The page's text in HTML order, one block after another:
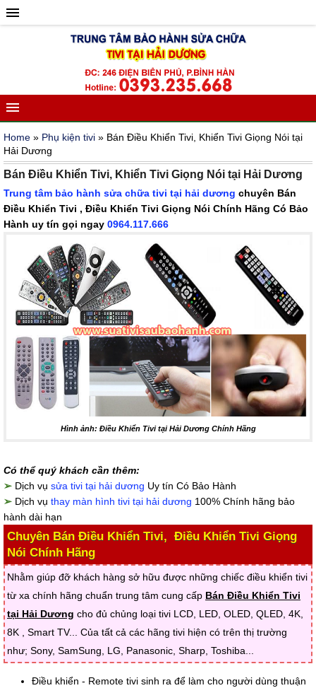
Home » Phụ kiện tivi » Bán Điều Khiển Tivi, Khiển Tivi Giọng Nói tại
Hải Dương
Bán Điều Khiển Tivi, Khiển Tivi Giọng Nói tại Hải Dương
Trung tâm bảo hành sửa chữa tivi tại hải dương chuyên Bán
Điều Khiển Tivi , Điều Khiển Tivi Giọng Nói Chính Hãng Có Bảo
Hành uy tín gọi ngay 0964.117.666
Hình ảnh: Điều Khiển Tivi tại Hải Dương Chính Hãng
Có thể quý khách cần thêm:
➢ Dịch vụ sửa tivi tại hải dương Uy tín Có Bảo Hành
➢ Dịch vụ thay màn hình tivi tại hải dương 100% Chính hãng bảo
hành dài hạn
Chuyên Bán Điều Khiển Tivi, Điều Khiển Tivi Giọng
Nói Chính Hãng
Nhằm giúp đỡ khách hàng sở hữu được những chiếc điều khiển tivi
từ xa chính hãng chuẩn trung tâm cung cấp Bán Điều Khiển Tivi
tại Hải Dương cho đủ chủng loại tivi LCD, LED, OLED, QLED, 4K,
8K , Smart TV... Của tất cả các hãng tivi hiện có trên thị trường
như; Sony, SamSung, LG, Panasonic, Sharp, Toshiba...
Điều khiển - Remote tivi sinh ra để làm cho người dùng thuận